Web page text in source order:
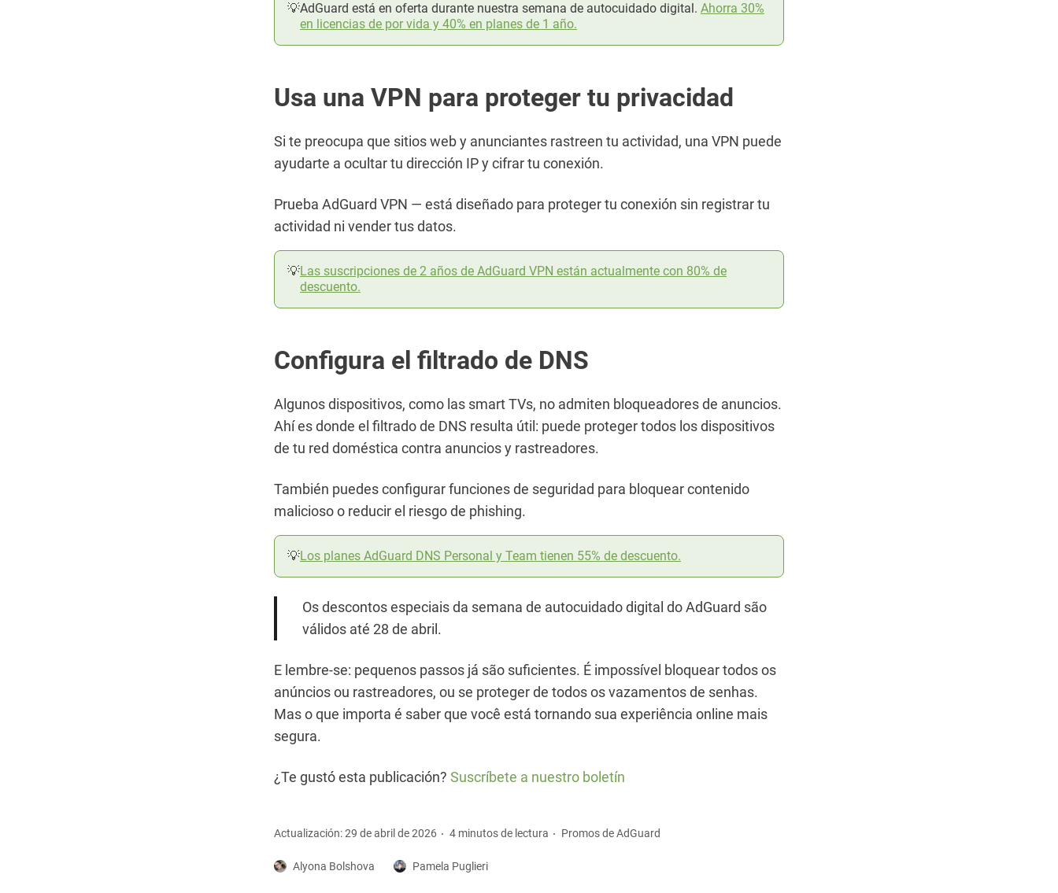
💡AdGuard está en oferta durante nuestra semana de autocuidado digital. Ahorra 30%
en licencias de por vida y 40% en planes de 1 año.
Usa una VPN para proteger tu privacidad
Si te preocupa que sitios web y anunciantes rastreen tu actividad, una VPN puede
ayudarte a ocultar tu dirección IP y cifrar tu conexión.
Prueba AdGuard VPN — está diseñado para proteger tu conexión sin registrar tu
actividad ni vender tus datos.
💡Las suscripciones de 2 años de AdGuard VPN están actualmente con 80% de
descuento.
Configura el filtrado de DNS
Algunos dispositivos, como las smart TVs, no admiten bloqueadores de anuncios.
Ahí es donde el filtrado de DNS resulta útil: puede proteger todos los dispositivos
de tu red doméstica contra anuncios y rastreadores.
También puedes configurar funciones de seguridad para bloquear contenido
malicioso o reducir el riesgo de phishing.
💡Los planes AdGuard DNS Personal y Team tienen 55% de descuento.
Os descontos especiais da semana de autocuidado digital do AdGuard são
válidos até 28 de abril.
E lembre-se: pequenos passos já são suficientes. É impossível bloquear todos os
anúncios ou rastreadores, ou se proteger de todos os vazamentos de senhas.
Mas o que importa é saber que você está tornando sua experiência online mais
segura.
¿Te gustó esta publicación? Suscríbete a nuestro boletín
Actualización: 29 de abril de 2026 4 minutos de lectura Promos de AdGuard
Alyona Bolshova Pamela Puglieri